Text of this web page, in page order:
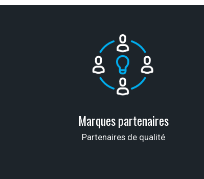
Marques partenaires
Partenaires de qualité